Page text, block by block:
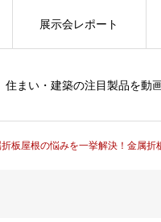
住まい・建築の注目製品を動
展示会レポート
板屋根の悩みを一挙解決！金属